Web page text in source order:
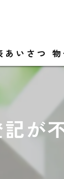
あいさつ
が